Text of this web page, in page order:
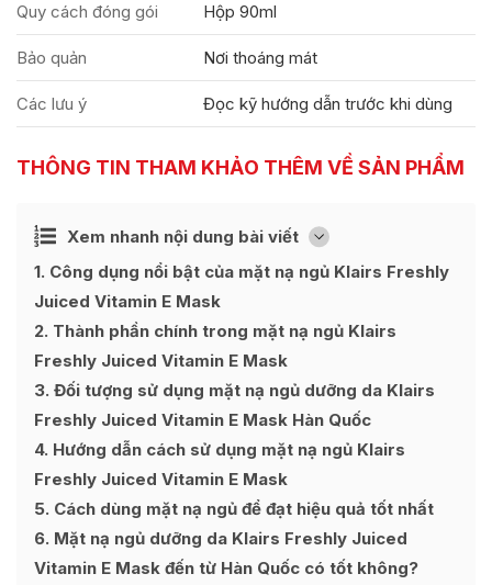
Quy cách đóng gói Hộp 90ml
Bảo quản Nơi thoáng mát
Các lưu ý Đọc kỹ hướng dẫn trước khi dùng
THÔNG TIN THAM KHẢO THÊM VỀ SẢN PHẨM
Xem nhanh nội dung bài viết [
Ẩn
1 Công dụng nổi bật của mặt nạ ngủ Klairs Freshly
Juiced Vitamin E Mask
2 Thành phần chính trong mặt nạ ngủ Klairs
Freshly Juiced Vitamin E Mask
3 Đối tượng sử dụng mặt nạ ngủ dưỡng da Klairs
Freshly Juiced Vitamin E Mask Hàn Quốc
4 Hướng dẫn cách sử dụng mặt nạ ngủ Klairs
Freshly Juiced Vitamin E Mask
5 Cách dùng mặt nạ ngủ để đạt hiệu quả tốt nhất
6 Mặt nạ ngủ dưỡng da Klairs Freshly Juiced
Vitamin E Mask đến từ Hàn Quốc có tốt không?